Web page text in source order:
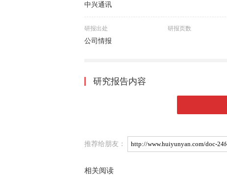
中兴通讯
研报出处
公司情报
研报页数
研究报告内容
推荐给朋友：
相关阅读